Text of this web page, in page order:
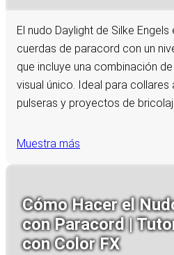
El nudo Daylight de Silke
cuerdas de paracord con un
que incluye una combinación
visual único. Ideal para collares
pulseras y proyectos de
Muestra más
Cómo Hacer el
con Paracord |
con Color FX